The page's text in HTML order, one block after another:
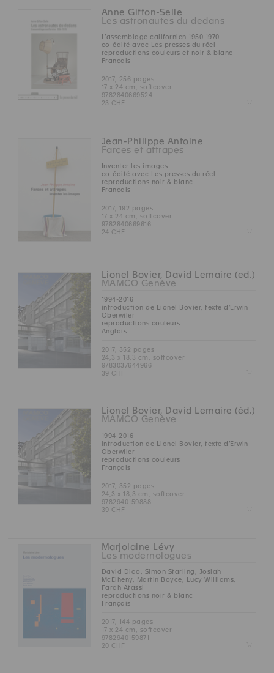
Anne Giffon-Selle
Les astronautes du dedans
L’assemblage californien 1950-1970
co-édité avec Les presses du réel
reproductions couleurs et noir & blanc
Français
2017, 256 pages
17 x 24 cm, softcover
9782840669524
23 CHF
Jean-Philippe Antoine
Farces et attrapes
Inventer les images
co-édité avec Les presses du réel
reproductions noir & blanc
Français
2017, 192 pages
17 x 24 cm, softcover
9782840669616
24 CHF
Lionel Bovier, David Lemaire (ed.)
MAMCO Genève
1994-2016
introduction de Lionel Bovier, texte d’Erwin
Oberwiler
reproductions couleurs
Anglais
2017, 352 pages
24,3 x 18,3 cm, softcover
9783037644966
39 CHF
Lionel Bovier, David Lemaire (éd.)
MAMCO Genève
1994-2016
introduction de Lionel Bovier, texte d’Erwin
Oberwiler
reproductions couleurs
Français
2017, 352 pages
24,3 x 18,3 cm, softcover
9782940159888
39 CHF
Marjolaine Lévy
Les modernologues
David Diao, Simon Starling, Josiah
McElheny, Martin Boyce, Lucy Williams,
Farah Atassi
reproductions noir & blanc
Français
2017, 144 pages
17 x 24 cm, softcover
9782940159871
20 CHF